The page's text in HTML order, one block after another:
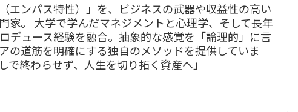
エンパス特性）」を、ビジネスの武器や収益性の高い
家。 大学で学んだマネジメントと心理学、そして長年
デュース経験を融合。抽象的な感覚を「論理的」に言
の道筋を明確にする独自のメソッドを提供していま
で終わらせず、人生を切り拓く資産へ」